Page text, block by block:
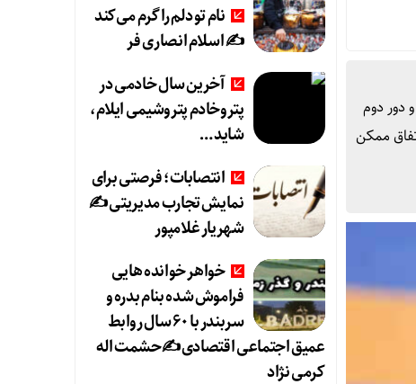
دور دوم
ممکن
نام تو دلم را گرم می‌کند
✍️ اسلام انصاری فر
آخرین سال خادمی در
پتروخادم پتروشیمی ایلام،
شاید …
انتصابات؛ فرصتی برای
نمایش تجارب مدیریتی ✍
شهریار غلامپور
خواهر خوانده هایی
فراموش شده بنام بدره و
سربندر با ۶۰ سال روابط
عمیق اجتماعی اقتصادی ✍حشمت اله
کرمی نژاد